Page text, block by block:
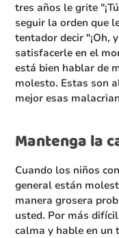
tres años le grite
seguir la orden que
tentador decir "¡Oh,
satisfacerle en el
está bien hablar de
molesto. Estas son
mejor esas
Mantenga la
Cuando los niños
general están
manera grosera
usted. Por más
calma y hable en un